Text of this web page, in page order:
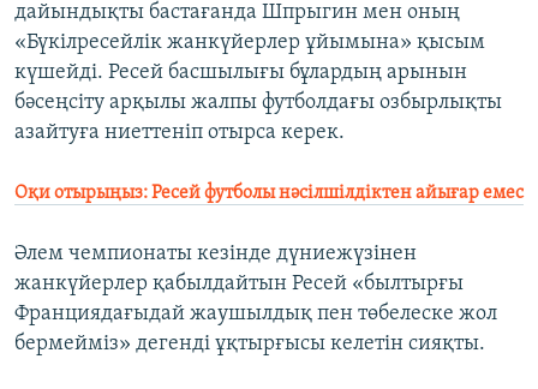
дайындықты бастағанда Шпрыгин мен оның
«Бүкілресейлік жанкүйерлер ұйымына» қысым
күшейді. Ресей басшылығы бұлардың арынын
бәсеңсіту арқылы жалпы футболдағы озбырлықты
азайтуға ниеттеніп отырса керек.
Оқи отырыңыз: Ресей футболы нәсілшілдіктен айығар емес
Әлем чемпионаты кезінде дүниежүзінен
жанкүйерлер қабылдайтын Ресей «былтырғы
Франциядағыдай жаушылдық пен төбелеске жол
бермейміз» дегенді ұқтырғысы келетін сияқты.